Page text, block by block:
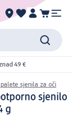
49 €
sjenila za oči
sjenilo
g